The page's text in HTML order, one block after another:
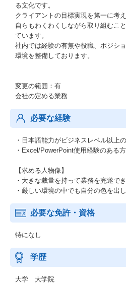
る文化です。
クライアントの目標実現を第一に考
自らもわくわくしながら取り組むこ
ています。
社内では経験の有無や役職、ポジシ
環境を整備しております。
変更の範囲：有
会社の定める業務
必要な経験
・日本語能力がビジネスレベル以上
・Excel/PowerPoint使用経験のある方
【求める人物像】
・大きな裁量を持って業務を完遂で
・厳しい環境の中でも自分の色を出
必要な免許・資格
特になし
学歴
大学 大学院